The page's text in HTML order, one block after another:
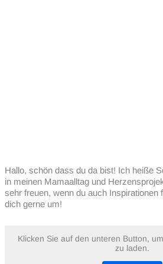
Hallo, schön dass du da bist! Ich heiße
in meinen Mamaalltag und
sehr freuen, wenn du auch
dich gerne um!
Klicken Sie auf den unteren Button,
zu laden.